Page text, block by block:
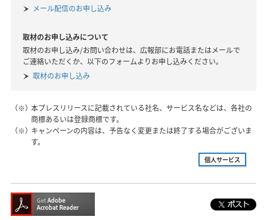
メール配信のお申し込み
取材のお申し込みについて
取材のお申し込み/お問い合わせは、広報部にお電話またはメールで
ご連絡いただくか、以下のフォームよりお申し込みください。
取材のお申し込み
（※）本プレスリリースに記載されている社名、サービス名などは、各社の
商標あるいは登録商標です。
（※）キャンペーンの内容は、予告なく変更または終了する場合がございま
す。
個人サービス